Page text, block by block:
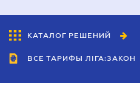
КАТАЛОГ РЕШЕНИЙ
ВСЕ ТАРИФЫ ЛІГА:ЗАКОН